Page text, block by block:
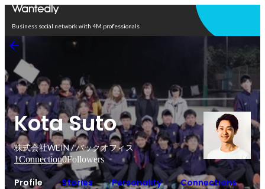
Business social network with 4M professionals
Kota Suto
株式会社WEIN / バックオフィス
1Connection0Followers
Profile Stories Personality Connections